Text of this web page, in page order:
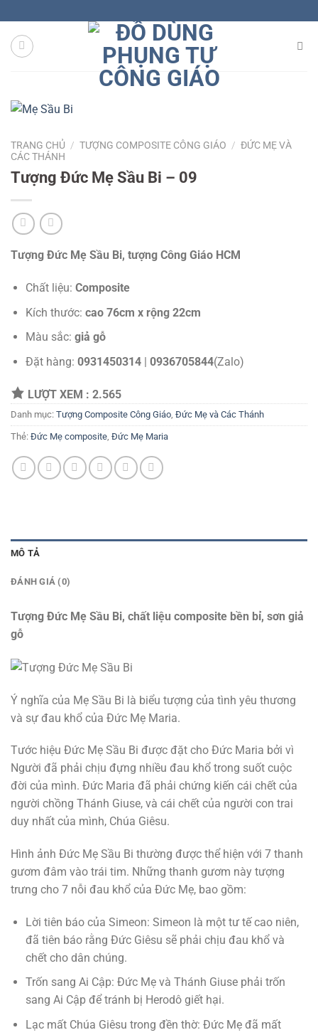
to
content
TRANG CHỦ / TƯỢNG COMPOSITE CÔNG GIÁO / ĐỨC MẸ VÀ
CÁC THÁNH
Tượng Đức Mẹ Sầu Bi – 09
Tượng Đức Mẹ Sầu Bi, tượng Công Giáo HCM
Chất liệu: Composite
Kích thước: cao 76cm x rộng 22cm
Màu sắc: giả gỗ
Đặt hàng: 0931450314| 0936705844(Zalo)
LƯỢT XEM : 2.565
Danh mục: Tượng Composite Công Giáo Đức Mẹ và Các Thánh
Thẻ: Đức Mẹ composite Đức Mẹ Maria
MÔ TẢ
ĐÁNH GIÁ (0)
Tượng Đức Mẹ Sầu Bi, chất liệu composite bền bỉ, sơn giả
gỗ
Ý nghĩa của Mẹ Sầu Bi là biểu tượng của tình yêu thương
và sự đau khổ của Đức Mẹ Maria.
Tước hiệu Đức Mẹ Sầu Bi được đặt cho Đức Maria bởi vì
Người đã phải chịu đựng nhiều đau khổ trong suốt cuộc
đời của mình. Đức Maria đã phải chứng kiến cái chết của
người chồng Thánh Giuse, và cái chết của người con trai
duy nhất của mình, Chúa Giêsu.
Hình ảnh Đức Mẹ Sầu Bi thường được thể hiện với 7 thanh
gươm đâm vào trái tim. Những thanh gươm này tượng
trưng cho 7 nỗi đau khổ của Đức Mẹ, bao gồm:
Lời tiên báo của Simeon: Simeon là một tư tế cao niên,
đã tiên báo rằng Đức Giêsu sẽ phải chịu đau khổ và
chết cho dân chúng.
Trốn sang Ai Cập: Đức Mẹ và Thánh Giuse phải trốn
sang Ai Cập để tránh bị Herodô giết hại.
Lạc mất Chúa Giêsu trong đền thờ: Đức Mẹ đã mất